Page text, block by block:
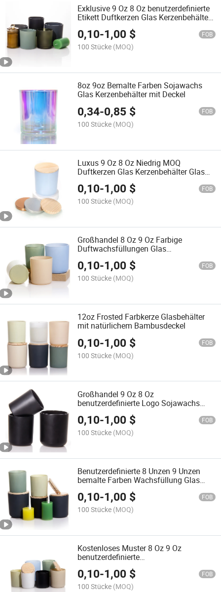
Exklusive 9 Oz 8 Oz benutzerdefinierte
Etikett Duftkerzen Glas Kerzenbehälter
Glas für die Kerzenherstellung
0,10-1,00 $ FOB
100 Stücke (MOQ)
8oz 9oz Bemalte Farben Sojawachs
Glas Kerzenbehälter mit Deckel
0,34-0,85 $ FOB
100 Stücke (MOQ)
Luxus 9 Oz 8 Oz Niedrig MOQ
Duftkerzen Glas Kerzenbehälter Glas
für die Kerzenherstellung
0,10-1,00 $ FOB
100 Stücke (MOQ)
Großhandel 8 Oz 9 Oz Farbige
Duftwachsfüllungen Glas
Kerzenbehälter Glas für die
Kerzenherstellung
0,10-1,00 $ FOB
100 Stücke (MOQ)
12oz Frosted Farbkerze Glasbehälter
mit natürlichem Bambusdeckel
0,10-1,00 $ FOB
100 Stücke (MOQ)
Großhandel 9 Oz 8 Oz
benutzerdefinierte Logo Sojawachs
Glas Kerzenbehälter Glas für die
Kerzenherstellung
0,10-1,00 $ FOB
100 Stücke (MOQ)
Benutzerdefinierte 8 Unzen 9 Unzen
bemalte Farben Wachsfüllung Glas
Kerzenbehälter Glas mit Deckel
0,10-1,00 $ FOB
100 Stücke (MOQ)
Kostenloses Muster 8 Oz 9 Oz
benutzerdefinierte
Farbsojawachsglaskerzenbehälter für
die Kerzenherstellung
0,10-1,00 $ FOB
100 Stücke (MOQ)